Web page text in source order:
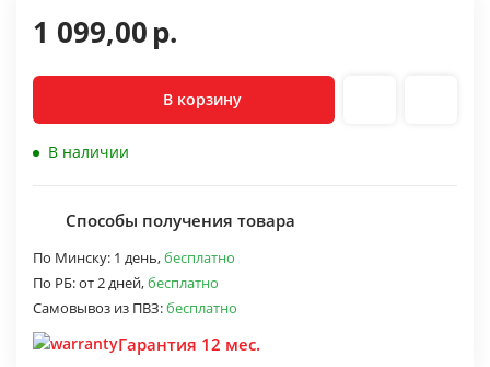
1 099,00р.
В корзину
В наличии
Способы получения товара
По Минску: 1 день,бесплатно
По РБ:от 2 дней,бесплатно
Самовывоз из ПВЗ:бесплатно
Гарантия 12 мес.